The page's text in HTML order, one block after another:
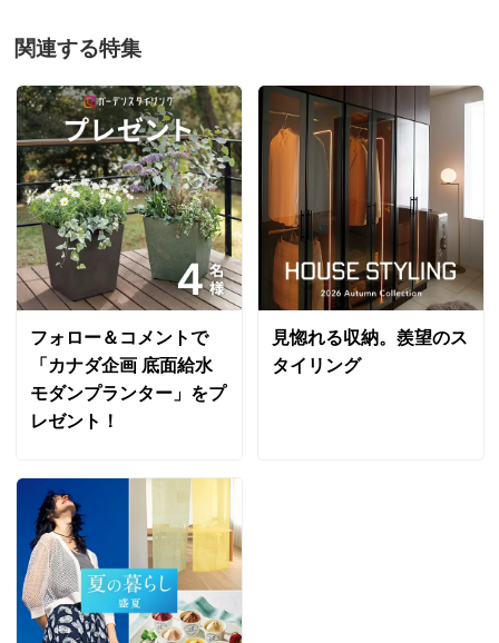
敷く撥水のクロスを探していました。白ではつまらない
していた所こちらのグリーンのクロスを見付け、植木に
丁度良いと思い購入しました。撥水加工がかなりしっか
りしており、悪く言えばビニールクロスっぽいですが、
ダイニング用等ではないので全く問題なく気に入ってい
ます。
2022/06/13
商品担当者より
この度はディノスにてお買い上げいただき誠にあり
がとうござます。
今後もディノスガーデンスタイリングをよろしくお
願いいたします。
150×200cm リーフ
関連する特集
フォロー＆コメントで
「カナダ企画 底面給水
モダンプランター」をプ
レゼント！
見惚れる収納。羨望のス
タイリング